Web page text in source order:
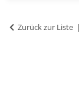
Zurück zur Liste